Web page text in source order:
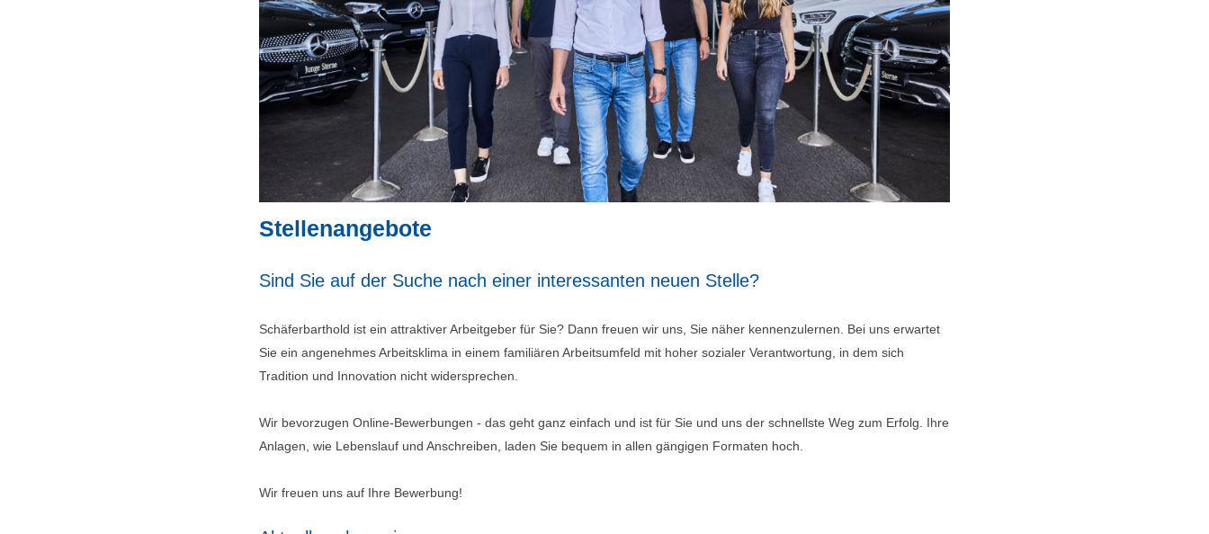
Stellenangebote
Sind Sie auf der Suche nach einer interessanten neuen Stelle?
Schäferbarthold ist ein attraktiver Arbeitgeber für Sie? Dann freuen wir uns, Sie näher kennenzulernen. Bei uns erwartet
Sie ein angenehmes Arbeitsklima in einem familiären Arbeitsumfeld mit hoher sozialer Verantwortung, in dem sich
Tradition und Innovation nicht widersprechen.
Wir bevorzugen Online-Bewerbungen - das geht ganz einfach und ist für Sie und uns der schnellste Weg zum Erfolg. Ihre
Anlagen, wie Lebenslauf und Anschreiben, laden Sie bequem in allen gängigen Formaten hoch.
Wir freuen uns auf Ihre Bewerbung!